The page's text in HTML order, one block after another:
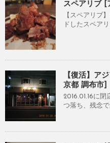
スペアリブ [
【スペアリブ
ドしたスペア
【復活】ア
京都 調布市]
2016.01.16に
つ落ち、残念